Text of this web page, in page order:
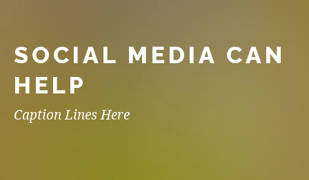
SOCIAL MEDIA CAN
HELP
Caption Lines Here